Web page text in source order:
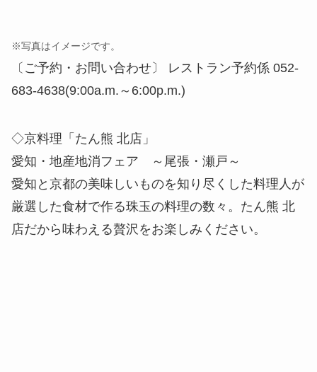
※写真はイメージです。
〔ご予約・お問い合わせ〕 レストラン予約係 052-
683-4638(9:00a.m.～6:00p.m.)
◇京料理「たん熊 北店」
愛知・地産地消フェア ～尾張・瀬戸～
愛知と京都の美味しいものを知り尽くした料理人が
厳選した食材で作る珠玉の料理の数々。たん熊 北
店だから味わえる贅沢をお楽しみください。